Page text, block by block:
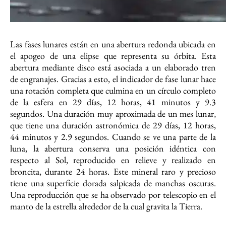
Las fases lunares están en una abertura redonda ubicada en
el apogeo de una elipse que representa su órbita. Esta
abertura mediante disco está asociada a un elaborado tren
de engranajes. Gracias a esto, el indicador de fase lunar hace
una rotación completa que culmina en un círculo completo
de la esfera en 29 días, 12 horas, 41 minutos y 9.3
segundos. Una duración muy aproximada de un mes lunar,
que tiene una duración astronómica de 29 días, 12 horas,
44 minutos y 2.9 segundos. Cuando se ve una parte de la
luna, la abertura conserva una posición idéntica con
respecto al Sol, reproducido en relieve y realizado en
broncita, durante 24 horas. Este mineral raro y precioso
tiene una superficie dorada salpicada de manchas oscuras.
Una reproducción que se ha observado por telescopio en el
manto de la estrella alrededor de la cual gravita la Tierra.